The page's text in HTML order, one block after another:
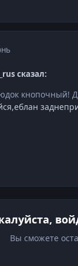
сказал:
кнопочный!
Вы сможете